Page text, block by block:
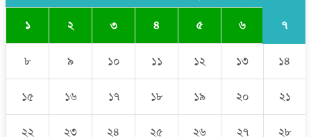
১ ২ ৩ ৪ ৫ ৬ ৭
৮ ৯ ১০ ১১ ১২ ১৩ ১৪
১৫ ১৬ ১৭ ১৮ ১৯ ২০ ২১
২২ ২৩ ২৪ ২৫ ২৬ ২৭ ২৮